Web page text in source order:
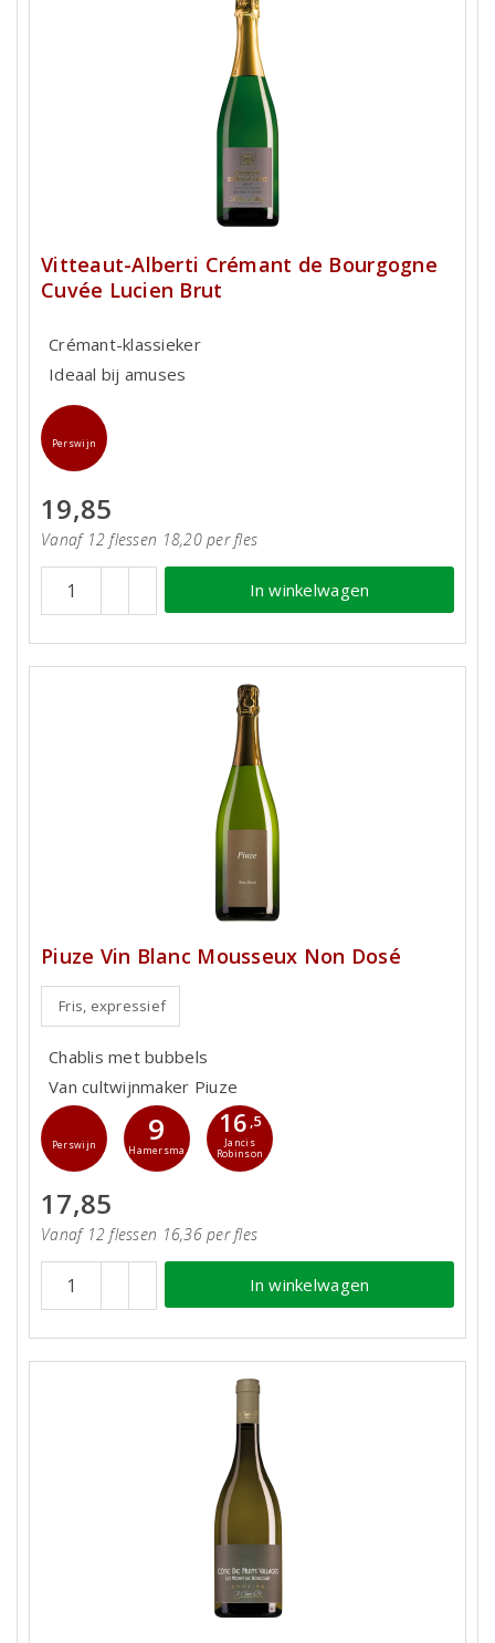
Vitteaut-Alberti Crémant de Bourgogne
Cuvée Lucien Brut
Crémant-klassieker
Ideaal bij amuses
Perswijn
19,85
Vanaf 12 flessen 18,20 per fles
In winkelwagen
Piuze Vin Blanc Mousseux Non Dosé
Fris, expressief
Chablis met bubbels
Van cultwijnmaker Piuze
Perswijn 9
Hamersma
16 ,5
Jancis
Robinson
17,85
Vanaf 12 flessen 16,36 per fles
In winkelwagen